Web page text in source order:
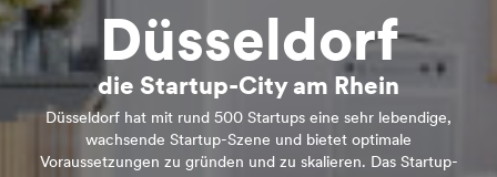
Düsseldorf
die Startup-City am Rhein
Düsseldorf hat mit rund 500 Startups eine sehr lebendige,
wachsende Startup-Szene und bietet optimale
Voraussetzungen zu gründen und zu skalieren. Das Startup-